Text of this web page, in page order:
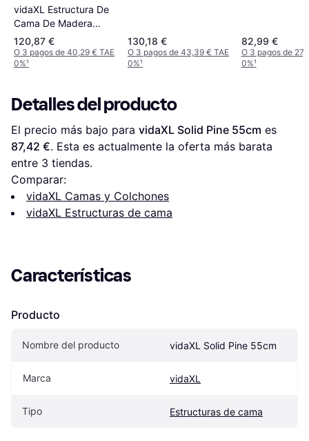
vidaXL Estructura De
Cama De Madera
Maciza De Pino
160x200 cm - Marrón
120,87 €
O 3 pagos de 40,29 € TAE
0%¹
130,18 €
O 3 pagos de 43,39 € TAE
0%¹
82,99 €
O 3 pagos de
0%¹
Detalles del producto
El precio más bajo para vidaXL Solid Pine 55cm
87,42 €. Esta es actualmente la oferta más barata
entre 3 tiendas.
Comparar:
vidaXL Camas y Colchones
vidaXL Estructuras de cama
Características
Producto
Nombre del producto vidaXL Solid Pine 55cm
Marca vidaXL
Tipo Estructuras de cama